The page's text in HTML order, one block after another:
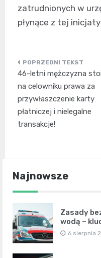
zatrudnionych w
płynące z tej
Nawigacja
wpisu
46-letni mężczyzna stoi
na celowniku prawa za
przywłaszczenie karty
płatniczej i nielegalne
transakcje!
Najnowsze
Zasady
wodą –
6 sierpnia